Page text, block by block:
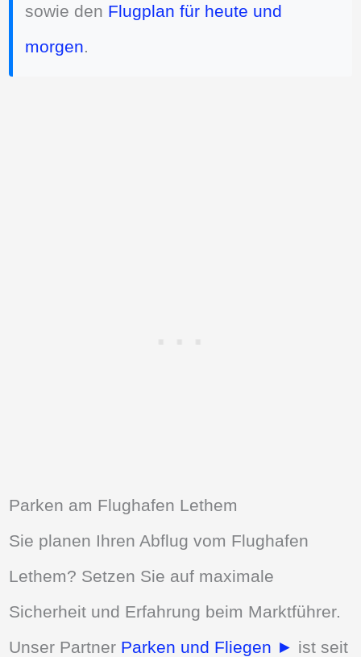
sowie den Flugplan für heute und
morgen.
Parken am Flughafen Lethem
Sie planen Ihren Abflug vom Flughafen
Lethem? Setzen Sie auf maximale
Sicherheit und Erfahrung beim Marktführer.
Unser Partner Parken und Fliegen ► ist seit